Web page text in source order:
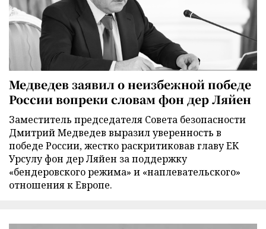
Медведев заявил о неизбежной победе
России вопреки словам фон дер Ляйен
Заместитель председателя Совета безопасности
Дмитрий Медведев выразил уверенность в
победе России, жестко раскритиковав главу ЕК
Урсулу фон дер Ляйен за поддержку
«бендеровского режима» и «наплевательского»
отношения к Европе.